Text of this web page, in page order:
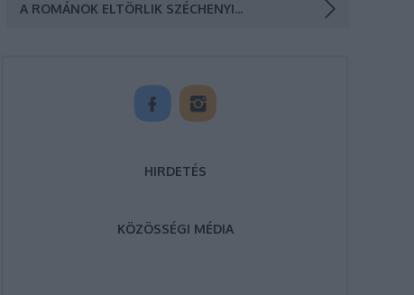
A ROMÁNOK ELTÖRLIK SZÉCHENYI EMLÉKÉT
HIRDETÉS
KÖZÖSSÉGI MÉDIA